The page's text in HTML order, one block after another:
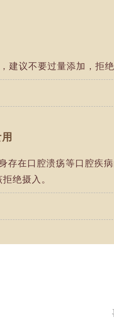
议不要过量添加，拒绝
存在口腔溃疡等口腔疾
绝摄入。